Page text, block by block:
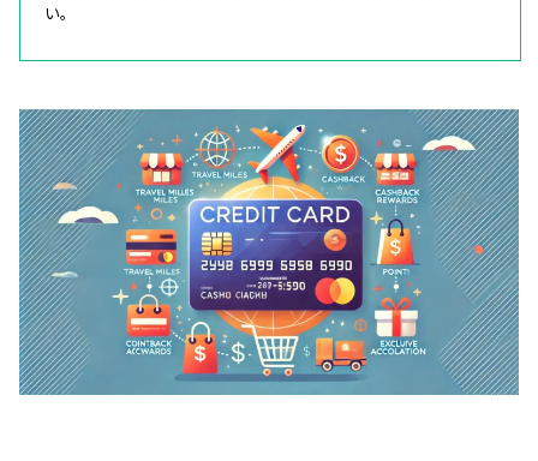
い。